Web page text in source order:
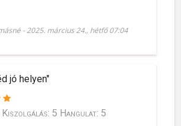
-2025. március 24., hétfő 07:04
jó helyen"
Kiszolgálás: 5 Hangulat: 5